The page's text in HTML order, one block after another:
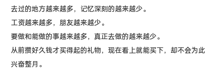
去过的地方越来越多，记忆深刻的越来越少。
工资越来越多，朋友越来越少。
要做和能做的事越来越多，真正去做的越来越少。
从前攒好久钱才买得起的礼物，现在看上就能买下，却不会为此
兴奋整月。